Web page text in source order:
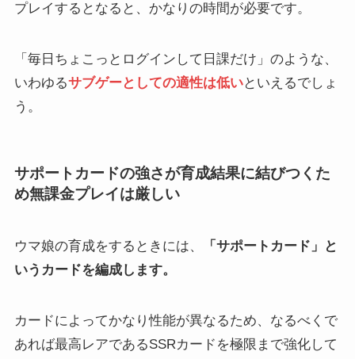
プレイするとなると、かなりの時間が必要です。
「毎日ちょこっとログインして日課だけ」のような、
いわゆるサブゲーとしての適性は低いといえるでしょ
う。
サポートカードの強さが育成結果に結びつくた
め無課金プレイは厳しい
ウマ娘の育成をするときには、
「サポートカード」と
いうカードを編成します。
カードによってかなり性能が異なるため、なるべくで
あれば最高レアであるSSRカードを極限まで強化して